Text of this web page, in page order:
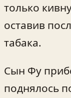
только
оставив
табака.
Сын Фу
поднялось